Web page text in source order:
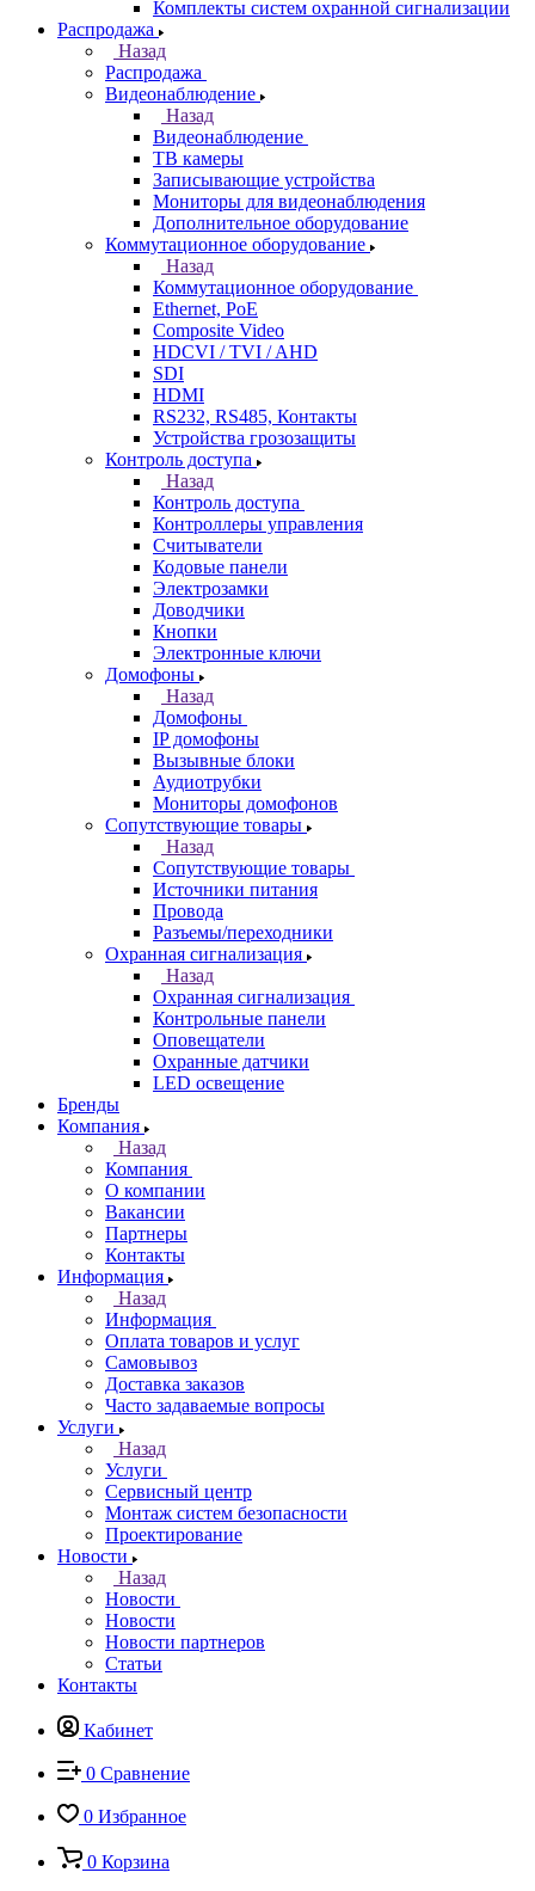
Комплекты систем охранной сигнализации
Распродажа
Назад
Распродажа
Видеонаблюдение
Назад
Видеонаблюдение
ТВ камеры
Записывающие устройства
Мониторы для видеонаблюдения
Дополнительное оборудование
Коммутационное оборудование
Назад
Коммутационное оборудование
Ethernet, PoE
Composite Video
HDCVI / TVI / AHD
SDI
HDMI
RS232, RS485, Контакты
Устройства грозозащиты
Контроль доступа
Назад
Контроль доступа
Контроллеры управления
Считыватели
Кодовые панели
Электрозамки
Доводчики
Кнопки
Электронные ключи
Домофоны
Назад
Домофоны
IP домофоны
Вызывные блоки
Аудиотрубки
Мониторы домофонов
Сопутствующие товары
Назад
Сопутствующие товары
Источники питания
Провода
Разъемы/переходники
Охранная сигнализация
Назад
Охранная сигнализация
Контрольные панели
Оповещатели
Охранные датчики
LED освещение
Бренды
Компания
Назад
Компания
О компании
Вакансии
Партнеры
Контакты
Информация
Назад
Информация
Оплата товаров и услуг
Самовывоз
Доставка заказов
Часто задаваемые вопросы
Услуги
Назад
Услуги
Сервисный центр
Монтаж систем безопасности
Проектирование
Новости
Назад
Новости
Новости
Новости партнеров
Статьи
Контакты
Кабинет
0 Сравнение
0 Избранное
0 Корзина